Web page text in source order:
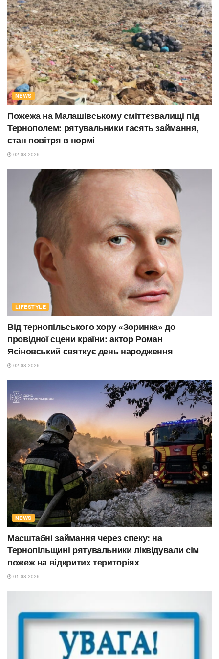
NEWS
Пожежа на Малашівському сміттєзвалищі під
Тернополем: рятувальники гасять займання,
стан повітря в нормі
02.08.2026
LIFESTYLE
Від тернопільського хору «Зоринка» до
провідної сцени країни: актор Роман
Ясіновський святкує день народження
02.08.2026
NEWS
Масштабні займання через спеку: на
Тернопільщині рятувальники ліквідували сім
пожеж на відкритих територіях
01.08.2026